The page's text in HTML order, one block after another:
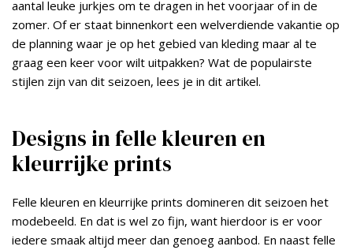
aantal leuke jurkjes om te dragen in het voorjaar of in de
zomer. Of er staat binnenkort een welverdiende vakantie op
de planning waar je op het gebied van kleding maar al te
graag een keer voor wilt uitpakken? Wat de populairste
stijlen zijn van dit seizoen, lees je in dit artikel.
Designs in felle kleuren en
kleurrijke prints
Felle kleuren en kleurrijke prints domineren dit seizoen het
modebeeld. En dat is wel zo fijn, want hierdoor is er voor
iedere smaak altijd meer dan genoeg aanbod. En naast felle